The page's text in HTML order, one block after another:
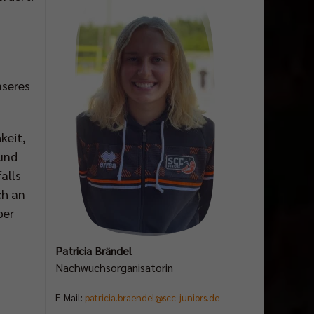
an
Patricia Brändel
Nachwuchsorganisatorin
E-Mail: patricia.braendel@scc-juniors.de